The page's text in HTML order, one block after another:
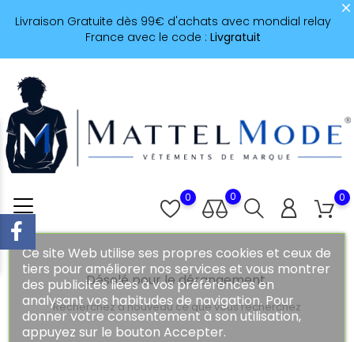
Livraison Gratuite dès 99€ d'achats avec mondial relay
France avec le code : Livgratuit
0
0
0
Ce site Web utilise ses propres cookies et ceux de
tiers pour améliorer nos services et vous montrer
des publicités liées à vos préférences en
analysant vos habitudes de navigation. Pour
donner votre consentement à son utilisation,
appuyez sur le bouton Accepter.
Désolé pour le dérangement.
Recherchez à nouveau ce que vous recherchez